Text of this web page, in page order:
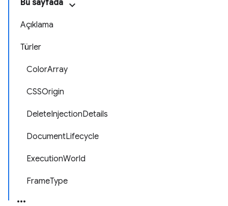
Bu sayfada
Açıklama
Türler
ColorArray
CSSOrigin
DeleteInjectionDetails
DocumentLifecycle
ExecutionWorld
FrameType